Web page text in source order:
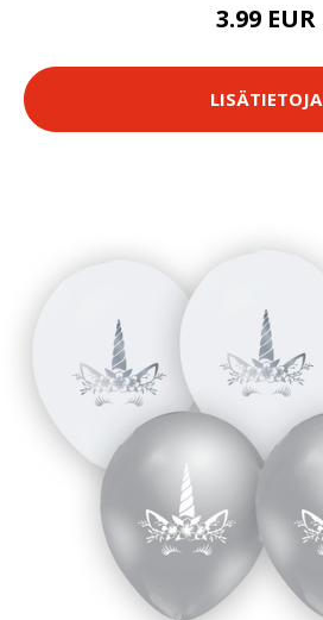
3.99 EUR
LISÄTIETOJA